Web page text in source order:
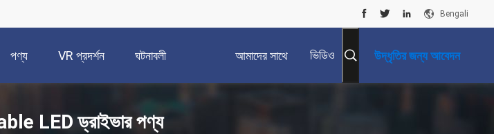
Bengali
পণ্য VR প্রদর্শন ঘটনাবলী আমাদের সাথে ভিডিও উদ্ধৃতির জন্য আবেদন
LED ড্রাইভার পণ্য